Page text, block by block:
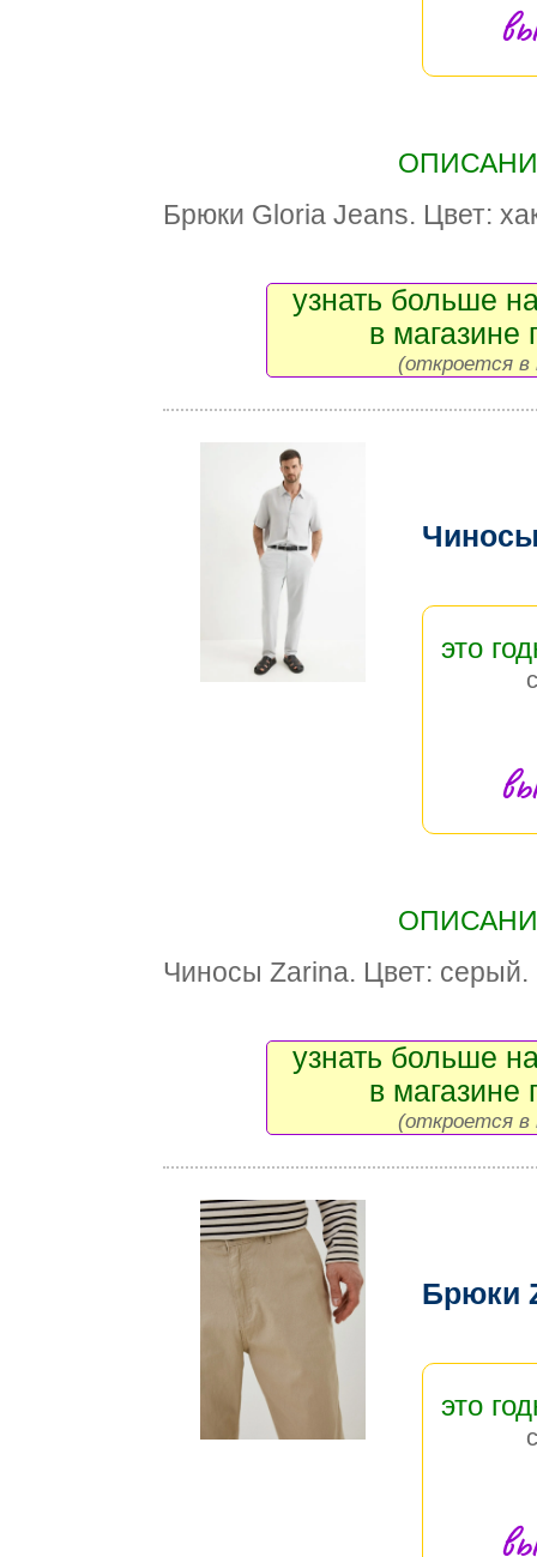
Брюки Gloria Jeans. Цвет:
узнать больше
в магазине
(откроется в
это
Чиносы Zarina. Цвет:
узнать больше
в магазине
(откроется в
Брюки
это